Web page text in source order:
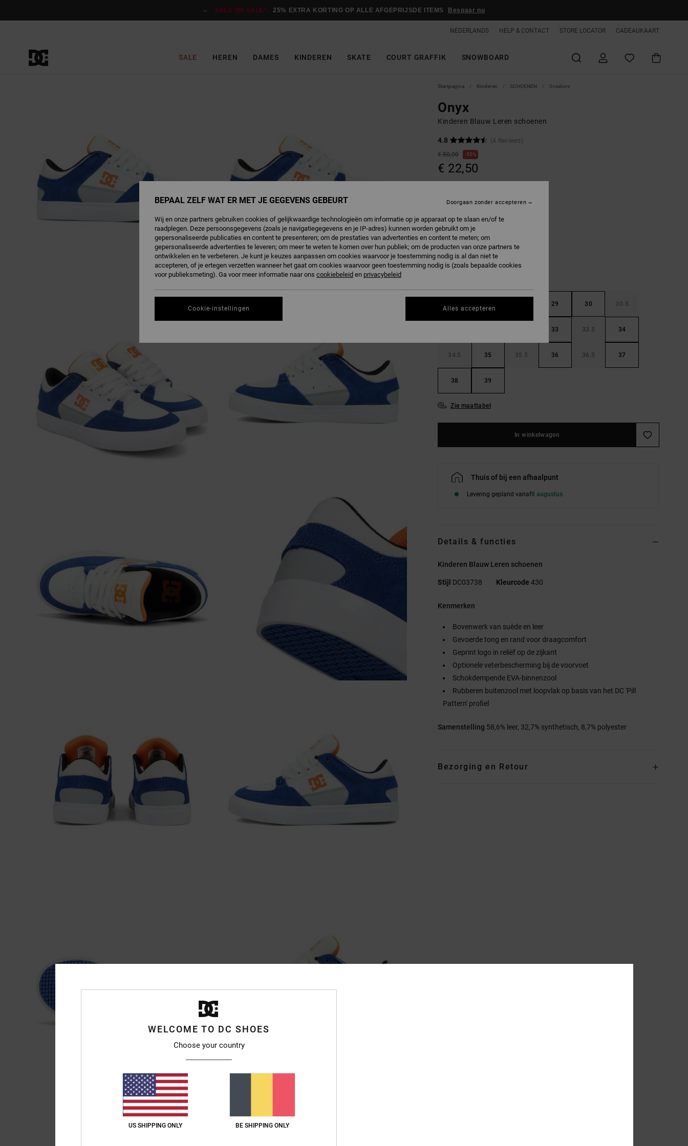
SALE ON SALE*: 25% EXTRA KORTING OP ALLE AFGEPRIJSDE ITEMS Bespaar nu
NEDERLANDS HELP & CONTACT STORE LOCATOR CADEAUKAART
SALE HEREN DAMES KINDEREN SKATE COURT GRAFFIK SNOWBOARD
Startpagina Kinderen SCHOENEN Sneakers
Onyx
Kinderen Blauw Leren schoenen
4.8
(4 Reviews)
€ 50,00
55%
€ 22,50
KleurBlue/white/orange
29 30 30.5
33 33.5 34
34.5 35 35.5 36 36.5 37
38 39
Zie maattabel
In winkelwagen
Thuis of bij een afhaalpunt
Levering gepland vanaf8 augustus
Details & functies
Kinderen Blauw Leren schoenen
Stijl DC03738 Kleurcode 430
Kenmerken
Bovenwerk van suède en leer
Gevoerde tong en rand voor draagcomfort
Geprint logo in reliëf op de zijkant
Optionele veterbescherming bij de voorvoet
Schokdempende EVA-binnenzool
Rubberen buitenzool met loopvlak op basis van het DC 'Pill
Pattern' profiel
Samenstelling 58,6% leer, 32,7% synthetisch, 8,7% polyester
Bezorging en Retour
WELCOME TO DC SHOES
Choose your country
US SHIPPING ONLY BE SHIPPING ONLY
BEPAAL ZELF WAT ER MET JE GEGEVENS GEBEURT
Wij en onze partners gebruiken cookies of gelijkwaardige technologieën om informatie op je apparaat op te slaan en/of te
raadplegen. Deze persoonsgegevens (zoals je navigatiegegevens en je IP-adres) kunnen worden gebruikt om je
gepersonaliseerde publicaties en content te presenteren; om de prestaties van advertenties en content te meten; om
gepersonaliseerde advertenties te leveren; om meer te weten te komen over hun publiek; om de producten van onze partners te
ontwikkelen en te verbeteren. Je kunt je keuzes aanpassen om cookies waarvoor je toestemming nodig is al dan niet te
accepteren, of je ertegen verzetten wanneer het gaat om cookies waarvoor geen toestemming nodig is (zoals bepaalde cookies
voor publieksmeting). Ga voor meer informatie naar ons cookiebeleid en privacybeleid
Cookie-instellingen
Doorgaan zonder accepteren
Alles accepteren